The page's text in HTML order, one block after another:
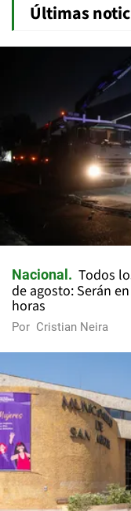
Últimas
Nacional
Todos
de agosto: Serán
horas
Por Cristian Neira